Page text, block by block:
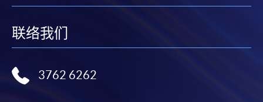
联络我们
3762 6262